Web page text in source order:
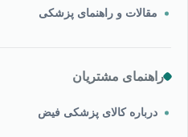
مقالات و راهنمای پزشکی
راهنمای مشتریان
درباره کالای پزشکی فیض